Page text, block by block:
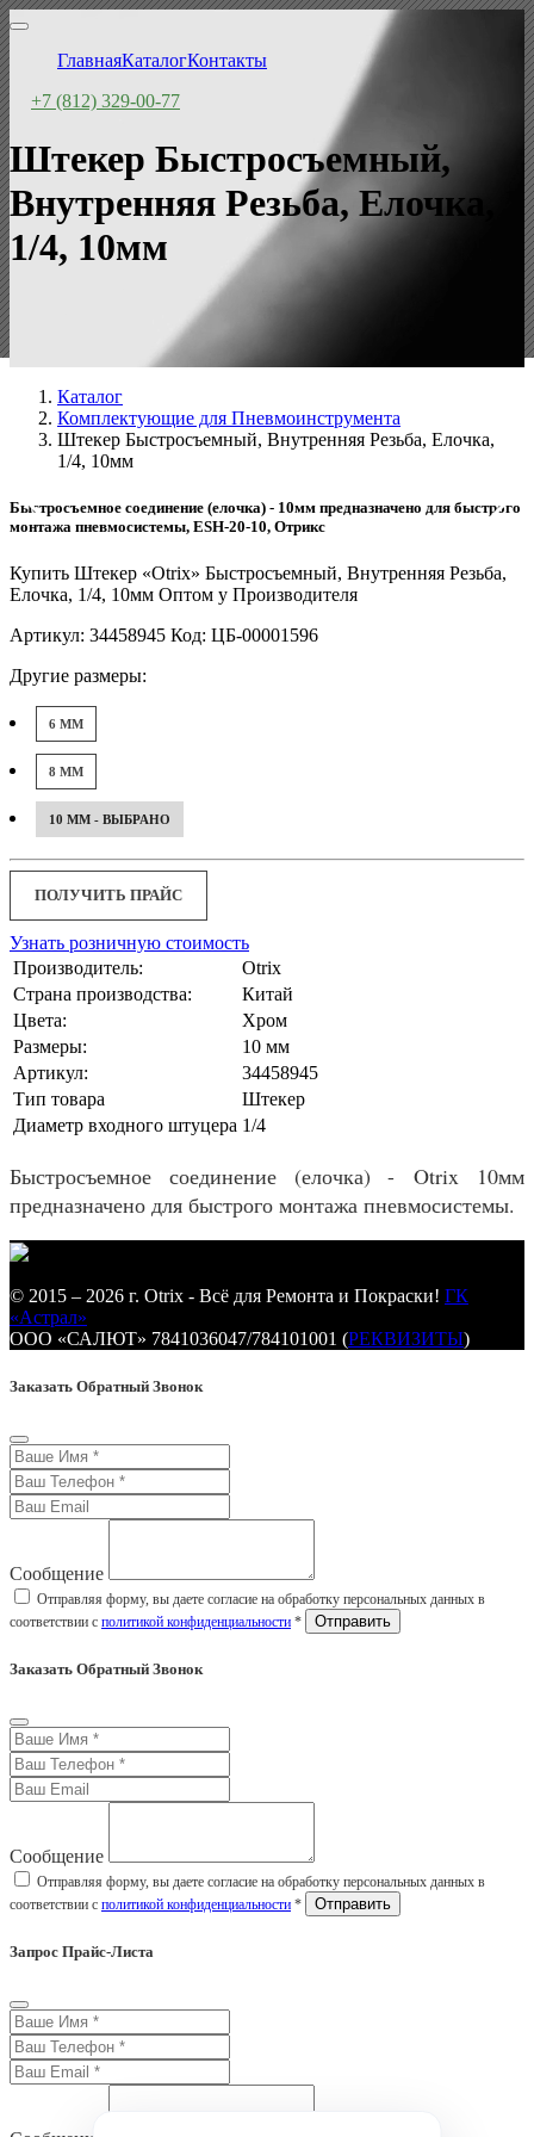
ГлавнаяКаталогКонтакты
+7 (812) 329-00-77
Штекер Быстросъемный,
Внутренняя Резьба, Елочка,
1/4, 10мм
Каталог
Комплектующие для Пневмоинструмента
Штекер Быстросъемный, Внутренняя Резьба, Елочка,
1/4, 10мм
Быстросъемное соединение (елочка) - 10мм предназначено для быстрого
монтажа пневмосистемы, ESH-20-10, Отрикс
Купить Штекер «Otrix» Быстросъемный, Внутренняя Резьба,
Елочка, 1/4, 10мм Оптом у Производителя
Артикул: 34458945 Код: ЦБ-00001596
Другие размеры:
6 ММ
8 ММ
10 ММ - ВЫБРАНО
ПОЛУЧИТЬ ПРАЙС
Узнать розничную стоимость
Производитель:
Otrix
Страна производства:
Китай
Цвета:
Хром
Размеры:
10 мм
Артикул:
34458945
Тип товара
Штекер
Диаметр входного штуцера 1/4
Быстросъемное соединение (елочка) - Otrix 10мм
предназначено для быстрого монтажа пневмосистемы.
© 2015 – 2026 г. Otrix - Всё для Ремонта и Покраски! ГК
«Астрал»
ООО «САЛЮТ» 7841036047/784101001 (РЕКВИЗИТЫ)
Заказать Обратный Звонок
Сообщение
Отправляя форму, вы даете согласие на обработку персональных данных в
соответствии с политикой конфиденциальности *
Заказать Обратный Звонок
Сообщение
Отправляя форму, вы даете согласие на обработку персональных данных в
соответствии с политикой конфиденциальности *
Запрос Прайс-Листа